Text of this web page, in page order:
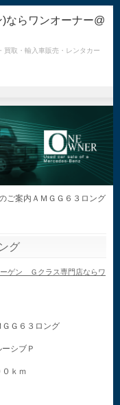
ならワンオーナー@
取・輸入車販売・レンタカー
ご案内ＡＭＧＧ６３ロング
グ
ゲン Ｇクラス専門店ならワ
ＧＧ６３ロング
シブＰ
ｋｍ